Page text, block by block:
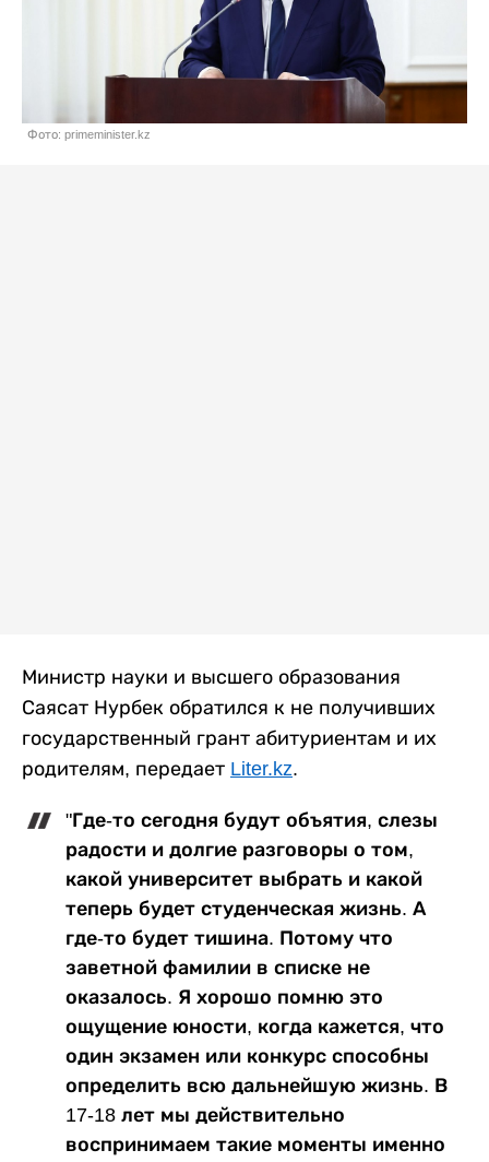
Фото: primeminister.kz
Министр науки и высшего образования
Саясат Нурбек обратился к не получивших
государственный грант абитуриентам и их
родителям, передает Liter.kz.
"Где-то сегодня будут объятия, слезы
радости и долгие разговоры о том,
какой университет выбрать и какой
теперь будет студенческая жизнь. А
где-то будет тишина. Потому что
заветной фамилии в списке не
оказалось. Я хорошо помню это
ощущение юности, когда кажется, что
один экзамен или конкурс способны
определить всю дальнейшую жизнь. В
17-18 лет мы действительно
воспринимаем такие моменты именно